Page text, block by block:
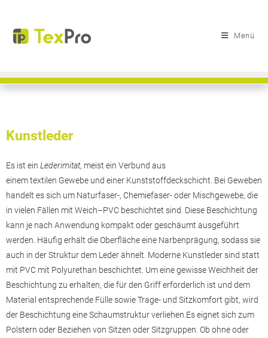
Menü
Kunstleder
Es ist ein Lederimitat, meist ein Verbund aus
einem textilen Gewebe und einer Kunststoffdeckschicht. Bei Geweben
handelt es sich um Naturfaser-, Chemiefaser- oder Mischgewebe, die
in vielen Fällen mit Weich–PVC beschichtet sind. Diese Beschichtung
kann je nach Anwendung kompakt oder geschäumt ausgeführt
werden. Häufig erhält die Oberfläche eine Narbenprägung, sodass sie
auch in der Struktur dem Lederähnelt. Moderne Kunstleder sind statt
mit PVC mit Polyurethan beschichtet. Um eine gewisse Weichheit der
Beschichtung zu erhalten, die für den Grifferforderlich ist und dem
Material entsprechende Fülle sowie Trage- und Sitzkomfort gibt, wird
der Beschichtung eine Schaumstruktur verliehen.Es eignet sich zum
Polstern oder Beziehen von Sitzen oder Sitzgruppen. Ob ohne oder